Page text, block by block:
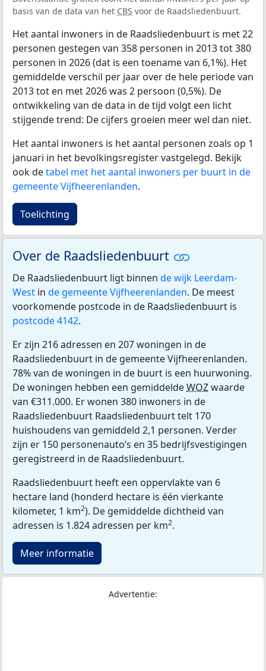
basis van de data van het CBS voor de Raadsliedenbuurt.
Het aantal inwoners in de Raadsliedenbuurt is met 22
personen gestegen van 358 personen in 2013 tot 380
personen in 2026 (dat is een toename van 6,1%). Het
gemiddelde verschil per jaar over de hele periode van
2013 tot en met 2026 was 2 persoon (0,5%). De
ontwikkeling van de data in de tijd volgt een licht
stijgende trend: De cijfers groeien meer wel dan niet.
Het aantal inwoners is het aantal personen zoals op 1
januari in het bevolkingsregister vastgelegd. Bekijk
ook detabel met het aantal inwoners per buurt in de
gemeente Vijfheerenlanden.
Toelichting
Over de Raadsliedenbuurt
De Raadsliedenbuurt ligt binnen de wijk Leerdam-
West in de gemeente Vijfheerenlanden. De meest
voorkomende postcode in de Raadsliedenbuurt is
postcode 4142.
Er zijn 216 adressen en 207 woningen in de
Raadsliedenbuurt in de gemeente Vijfheerenlanden.
78% van de woningen in de buurt is een huurwoning.
De woningen hebben een gemiddeldeWOZwaarde
van €311.000. Er wonen 380 inwoners in de
Raadsliedenbuurt Raadsliedenbuurt telt 170
huishoudens van gemiddeld 2,1 personen. Verder
zijn er 150 personenauto’s en 35 bedrijfsvestigingen
geregistreerd in de Raadsliedenbuurt.
Raadsliedenbuurt heeft een oppervlakte van 6
hectare land (honderd hectare is één vierkante
kilometer, 1 km2). De gemiddelde dichtheid van
adressen is 1.824 adressen per km2.
Meer informatie
Advertentie: